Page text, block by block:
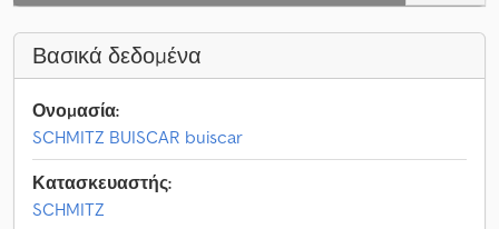
Βασικά δεδομένα
Ονομασία:
SCHMITZ BUISCAR buiscar
Κατασκευαστής:
SCHMITZ